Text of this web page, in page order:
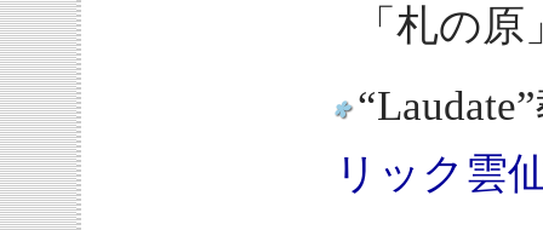
「札の
リック雲